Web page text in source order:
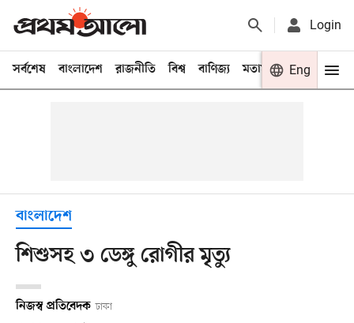
Login
সর্বশেষ বাংলাদেশ রাজনীতি বিশ্ব বাণিজ্য মতামত খেলা
Eng
বাংলাদেশ
শিশুসহ ৩ ডেঙ্গু রোগীর মৃত্যু
নিজস্ব প্রতিবেদক ঢাকা